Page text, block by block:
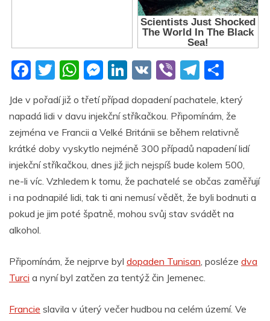
F
c
e
b
o
o
k
T
w
itt
er
W
h
at
s
A
p
p
M
e
ss
e
n
g
er
Li
k
e
dI
n
V
Vi
er
T
e
gr
a
m
ar
e
Jde v pořadí již o třetí případ dopadení pachatele, který
napadá lidi v davu injekční stříkačkou. Připomínám, že
zejména ve Francii a Velké Británii se během relativně
krátké doby vyskytlo nejméně 300 případů napadení lidí
injekční stříkačkou, dnes již jich nejspíš bude kolem 500,
ne-li víc. Vzhledem k tomu, že pachatelé se občas zaměřují
i na podnapilé lidi, tak ti ani nemusí vědět, že byli bodnuti a
pokud je jim poté špatně, mohou svůj stav svádět na
alkohol.
Připomínám, že nejprve byl dopaden Tunisan , posléze dva
Turci a nyní byl zatčen za tentýž čin Jemenec.
Francie slavila v úterý večer hudbou na celém území. Ve